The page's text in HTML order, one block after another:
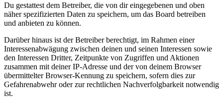
Du gestattest dem Betreiber, die von dir eingegebenen und oben
näher spezifizierten Daten zu speichern, um das Board betreiben
und anbieten zu können.
Darüber hinaus ist der Betreiber berechtigt, im Rahmen einer
Interessenabwägung zwischen deinen und seinen Interessen sowie
den Interessen Dritter, Zeitpunkte von Zugriffen und Aktionen
zusammen mit deiner IP-Adresse und der von deinem Browser
übermittelter Browser-Kennung zu speichern, sofern dies zur
Gefahrenabwehr oder zur rechtlichen Nachverfolgbarkeit notwendig
ist.